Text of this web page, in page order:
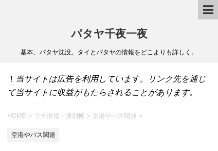
パタヤ千夜一夜
基本、パタヤ沈没。タイとパタヤの情報をどこよりも詳しく。
！ 当サイトは広告を利用しています。リンク先を通じ
て当サイトに収益がもたらされることがあります。
HOME > プチ情報・便利帳 > 空港やバス関連 >
空港やバス関連